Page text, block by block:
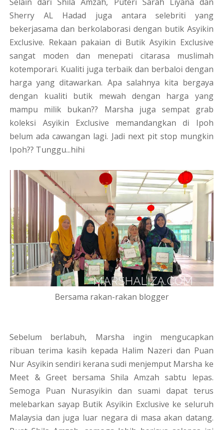
Sherry AL Hadad juga antara selebriti yang
bekerjasama dan berkolaborasi dengan butik Asyikin
Exclusive. Rekaan pakaian di Butik Asyikin Exclusive
sangat moden dan menepati citarasa muslimah
kotemporari. Kualiti juga terbaik dan berbaloi dengan
harga yang ditawarkan. Apa salahnya kita bergaya
dengan kualiti butik mewah dengan harga yang
mampu milik bukan?? Marsha juga sempat grab
koleksi Asyikin Exclusive memandangkan di Ipoh
belum ada cawangan lagi. Jadi next pit stop mungkin
Ipoh?? Tunggu...hihi
Bersama rakan-rakan blogger
Sebelum berlabuh, Marsha ingin mengucapkan
ribuan terima kasih kepada Halim Nazeri dan Puan
Nur Asyikin sendiri kerana sudi menjemput Marsha ke
Meet & Greet bersama Shila Amzah sabtu lepas.
Semoga Puan Nurasyikin dan suami dapat terus
melebarkan sayap Butik Asyikin Exclusive ke seluruh
Malaysia dan juga luar negara di masa akan datang.